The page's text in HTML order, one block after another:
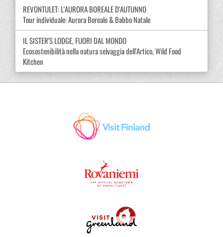
REVONTULET: L'AURORA BOREALE D'AUTUNNO
Tour individuale: Aurora Boreale & Babbo Natale
IL SISTER'S LODGE, FUORI DAL MONDO
Ecosostenibilità nella natura selvaggia dell'Artico, Wild Food
Kitchen